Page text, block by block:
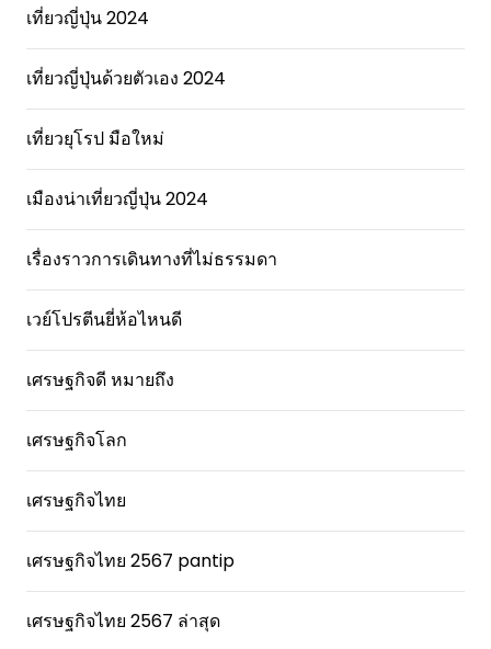
เที่ยวญี่ปุ่น 2024
เที่ยวญี่ปุ่นด้วยตัวเอง 2024
เที่ยวยุโรป มือใหม่
เมืองน่าเที่ยวญี่ปุ่น 2024
เรื่องราวการเดินทางที่ไม่ธรรมดา
เวย์โปรตีนยี่ห้อไหนดี
เศรษฐกิจดี หมายถึง
เศรษฐกิจโลก
เศรษฐกิจไทย
เศรษฐกิจไทย 2567 pantip
เศรษฐกิจไทย 2567 ล่าสุด